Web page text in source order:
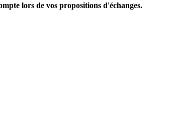
lors de vos propositions d'échanges.